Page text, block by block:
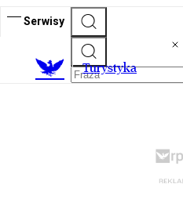
Serwisy
Turystyka